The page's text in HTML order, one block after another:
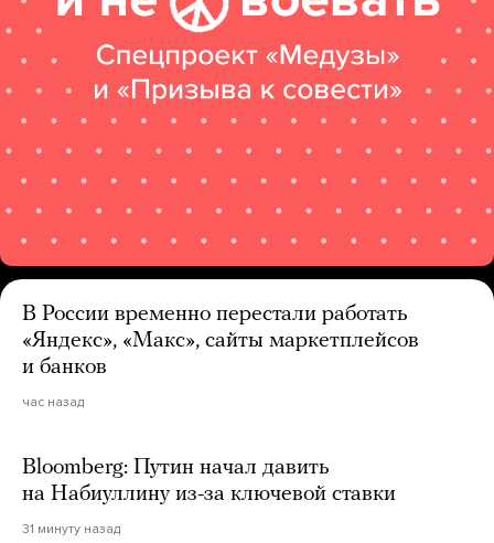
В России временно перестали работать
«Яндекс», «Макс», сайты маркетплейсов
и банков
час назад
Bloomberg: Путин начал давить
на Набиуллину из-за ключевой ставки
31 минуту назад